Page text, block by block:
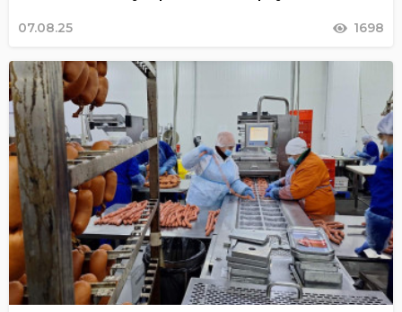
07.08.25 1698